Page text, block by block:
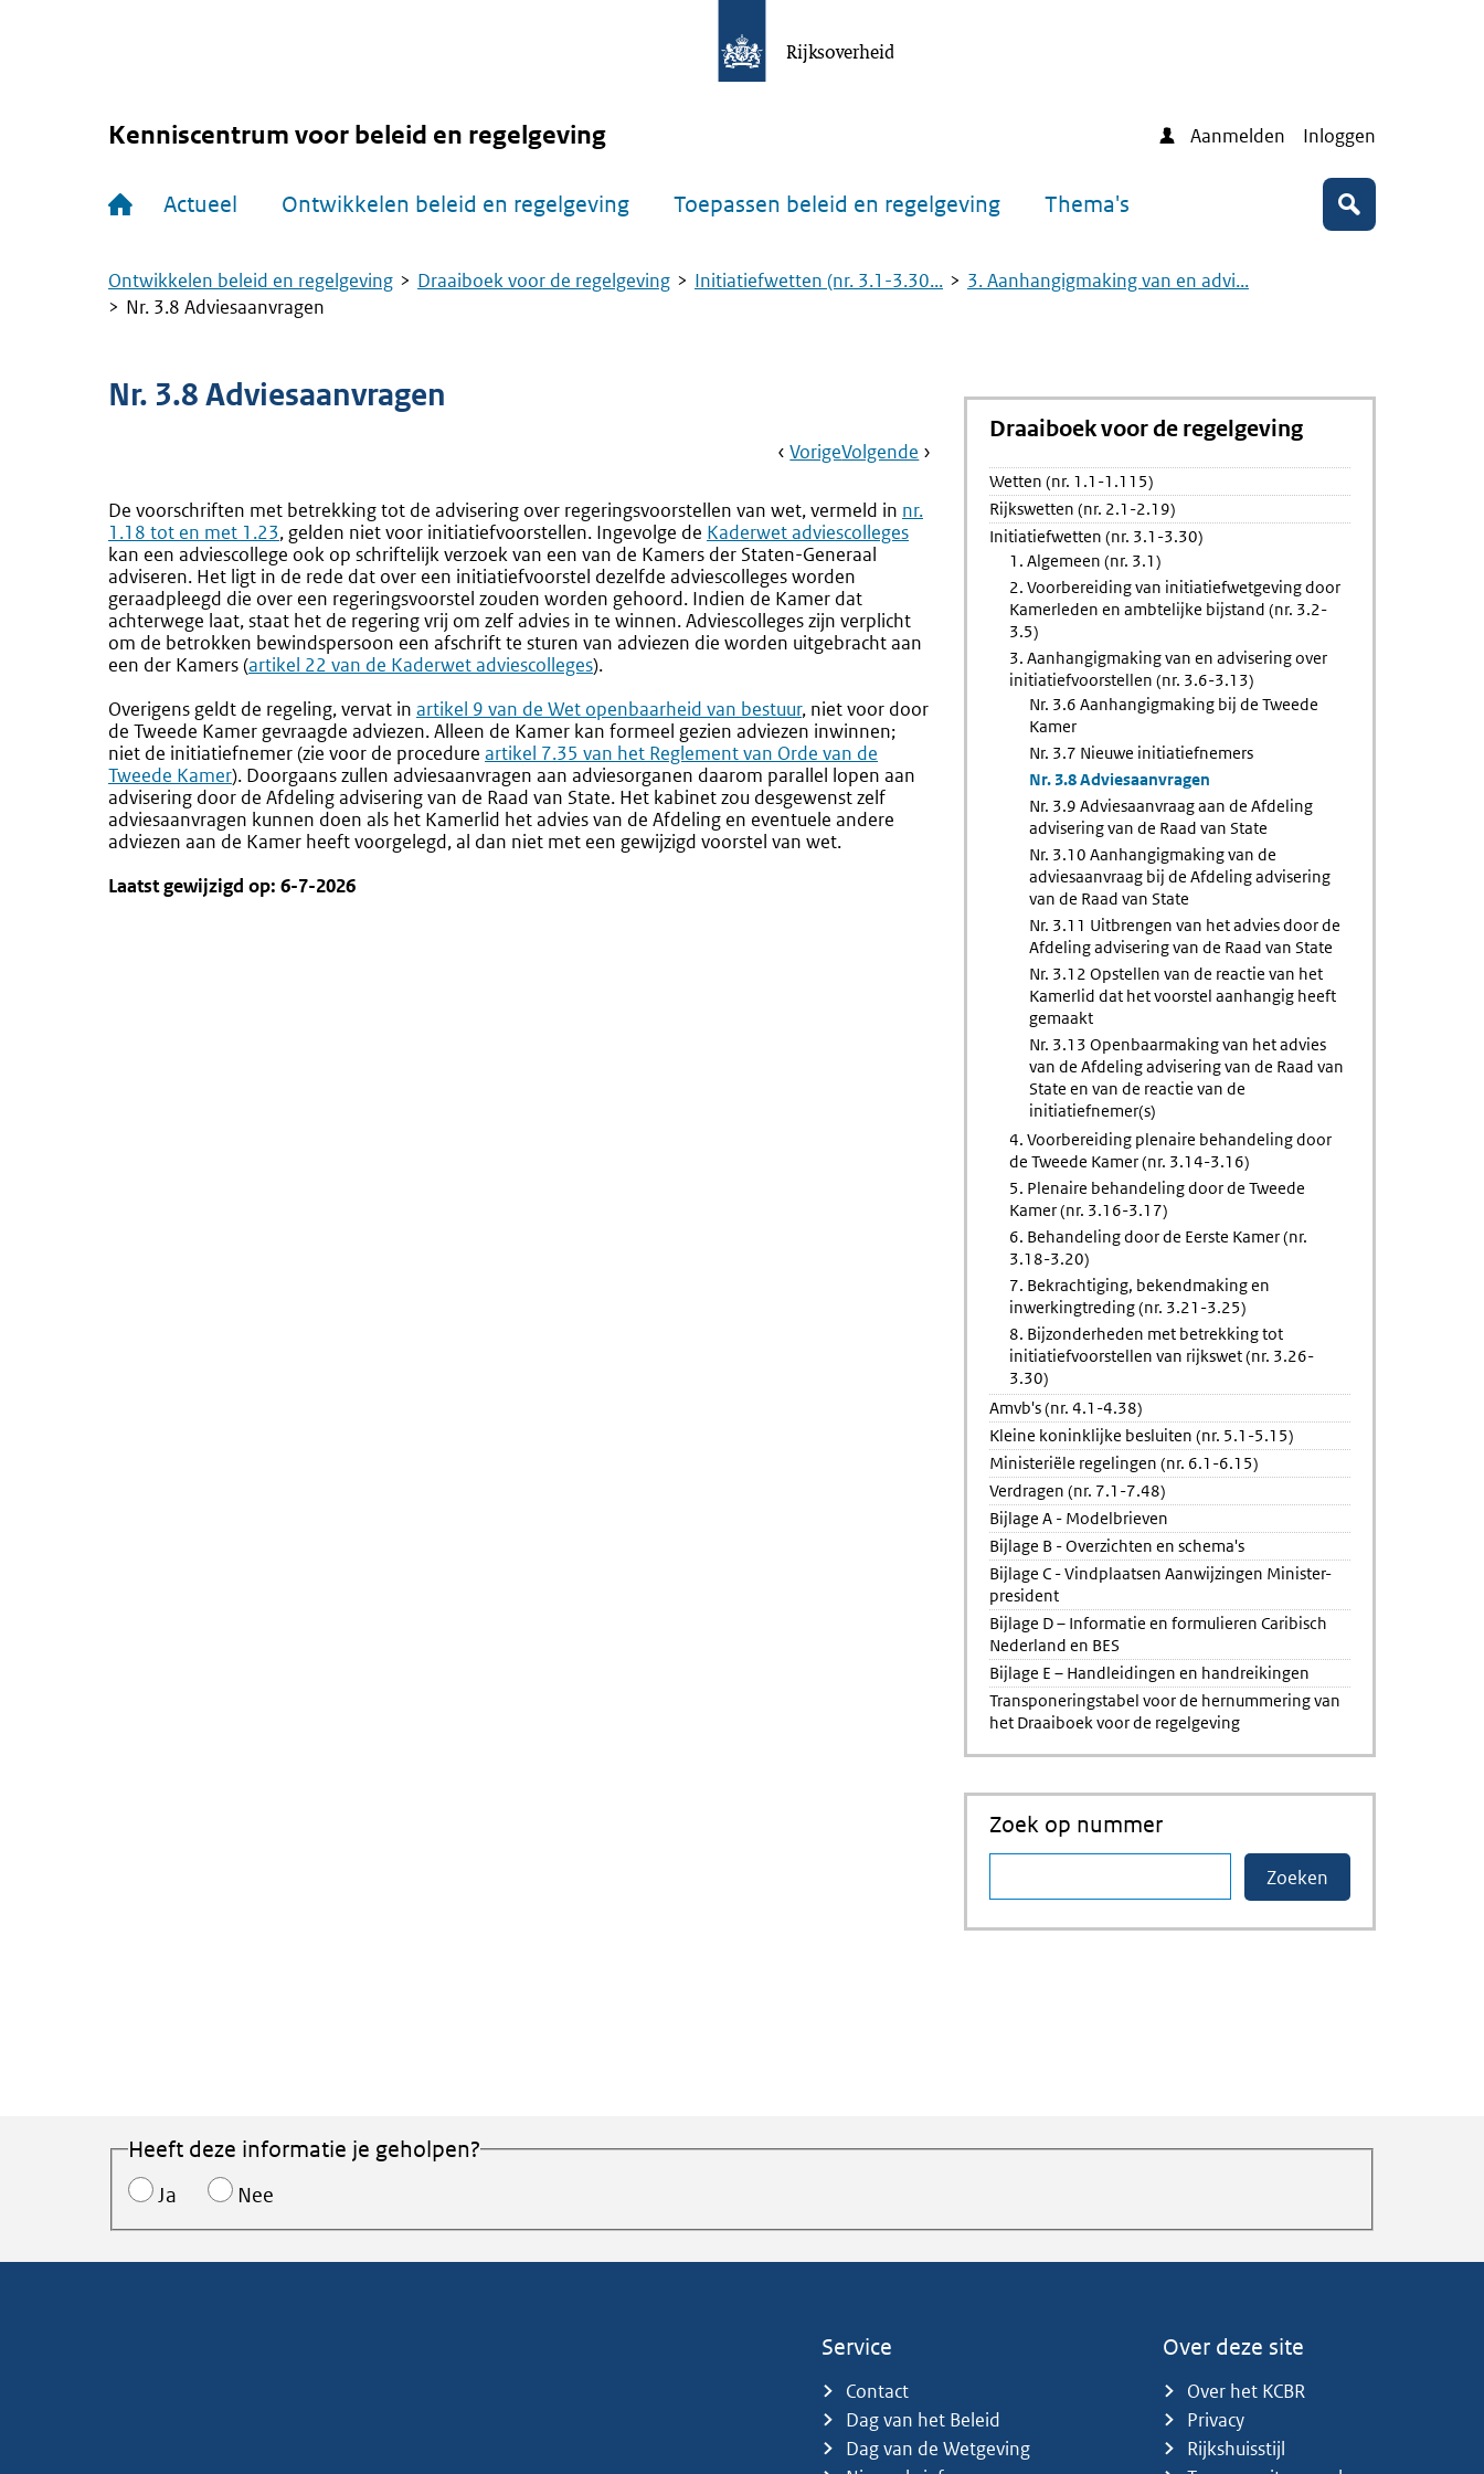
Rijksoverheid
Kenniscentrum voor beleid en regelgeving Aanmelden Inloggen
Actueel Ontwikkelen beleid en regelgeving Toepassen beleid en regelgeving Thema's Zoeken
Kruimelpad
Ontwikkelen beleid en regelgeving Draaiboek voor de regelgeving Initiatiefwetten (nr. 3.1-3.30...
3. Aanhangigmaking van en advi...
Nr. 3.8 Adviesaanvragen
Nr. 3.8 Adviesaanvragen
Book
Ga
VorigePagina:
Nieuwe
Initiatiefnemers
Ga
Volgende Pagina:
Adviesaanvraag
De
State
De voorschriften met betrekking tot de advisering over regeringsvoorstellen van wet, vermeld in nr.
1.18 tot en met 1.23, gelden niet voor initiatiefvoorstellen. Ingevolge de Externe
link:
Kaderwet adviescolleges
kan een adviescollege ook op schriftelijk verzoek van een van de Kamers der Staten-Generaal
adviseren. Het ligt in de rede dat over een initiatiefvoorstel dezelfde adviescolleges worden
geraadpleegd die over een regeringsvoorstel zouden worden gehoord. Indien de Kamer dat
achterwege laat, staat het de regering vrij om zelf advies in te winnen. Adviescolleges zijn verplicht
om de betrokken bewindspersoon een afschrift te sturen van adviezen die worden uitgebracht aan
een der Kamers (Externe
artikel 22 van de Kaderwet adviescolleges).
Overigens geldt de regeling, vervat in Externe
link:
artikel 9 van de Wet openbaarheid van bestuur, niet voor door
de Tweede Kamer gevraagde adviezen. Alleen de Kamer kan formeel gezien adviezen inwinnen;
niet de initiatiefnemer(zie voor de procedure Externe
link:
artikel 7.35 van het Reglement van Orde van de
Tweede Kamer). Doorgaans zullen adviesaanvragen aan adviesorganen daarom parallel lopen aan
advisering door de Afdeling advisering van de Raad van State. Het kabinet zou desgewenst zelf
adviesaanvragen kunnen doen als het Kamerlid het advies van de Afdeling en eventuele andere
adviezen aan de Kamer heeft voorgelegd, al dan niet met een gewijzigd voorstel van wet.
Laatst gewijzigd op: 6-7-2026
Draaiboek voor de regelgeving
Wetten (nr. 1.1-1.115)
Rijkswetten (nr. 2.1-2.19)
Initiatiefwetten (nr. 3.1-3.30)
1. Algemeen (nr. 3.1)
2. Voorbereiding van initiatiefwetgeving door
Kamerleden en ambtelijke bijstand (nr. 3.2-
3.5)
3. Aanhangigmaking van en advisering over
initiatiefvoorstellen (nr. 3.6-3.13)
Nr. 3.6 Aanhangigmaking bij de Tweede
Kamer
Nr. 3.7 Nieuwe initiatiefnemers
Nr. 3.8 Adviesaanvragen
Nr. 3.9 Adviesaanvraag aan de Afdeling
advisering van de Raad van State
Nr. 3.10 Aanhangigmaking van de
adviesaanvraag bij de Afdeling advisering
van de Raad van State
Nr. 3.11 Uitbrengen van het advies door de
Afdeling advisering van de Raad van State
Nr. 3.12 Opstellen van de reactie van het
Kamerlid dat het voorstel aanhangig heeft
gemaakt
Nr. 3.13 Openbaarmaking van het advies
van de Afdeling advisering van de Raad van
State en van de reactie van de
initiatiefnemer(s)
4. Voorbereiding plenaire behandeling door
de Tweede Kamer (nr. 3.14-3.16)
5. Plenaire behandeling door de Tweede
Kamer (nr. 3.16-3.17)
6. Behandeling door de Eerste Kamer (nr.
3.18-3.20)
7. Bekrachtiging, bekendmaking en
inwerkingtreding (nr. 3.21-3.25)
8. Bijzonderheden met betrekking tot
initiatiefvoorstellen van rijkswet (nr. 3.26-
3.30)
Amvb's (nr. 4.1-4.38)
Kleine koninklijke besluiten (nr. 5.1-5.15)
Ministeriële regelingen (nr. 6.1-6.15)
Verdragen (nr. 7.1-7.48)
Bijlage A - Modelbrieven
Bijlage B - Overzichten en schema's
Bijlage C - Vindplaatsen Aanwijzingen Minister-
president
Bijlage D – Informatie en formulieren Caribisch
Nederland en BES
Bijlage E – Handleidingen en handreikingen
Transponeringstabel voor de hernummering van
het Draaiboek voor de regelgeving
Zoek op nummer
Heeft deze informatie je geholpen?
Ja Nee
Service
Contact
Dag van het Beleid
Dag van de Wetgeving
Over deze site
Over het KCBR
Privacy
Rijkshuisstijl